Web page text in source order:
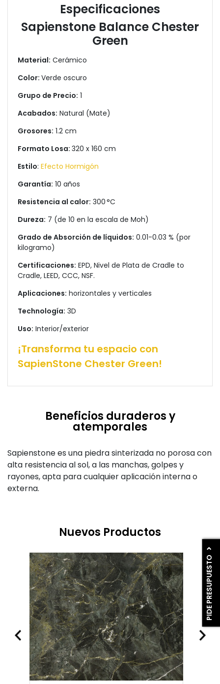
PIDE PRESUPUESTO
Especificaciones
Sapienstone Balance Chester
Green
Material: Cerámico
Color: Verde oscuro
Grupo de Precio: 1
Acabados: Natural (Mate)
Grosores: 1.2 cm
Formato Losa: 320 x 160 cm
Estilo: Efecto Hormigón
Garantía: 10 años
Resistencia al calor: 300 °C
Dureza: 7 (de 10 en la escala de Moh)
Grado de Absorción de líquidos: 0.01-0.03 % (por
kilogramo)
Certificaciones: EPD, Nivel de Plata de Cradle to
Cradle, LEED, CCC, NSF.
Aplicaciones: horizontales y verticales
Technología: 3D
Uso: Interior/exterior
¡Transforma tu espacio con
SapienStone Chester Green!
Beneficios duraderos y
atemporales
Sapienstone es una piedra sinterizada no porosa con
alta resistencia al sol, a las manchas, golpes y
rayones, apta para cualquier aplicación interna o
externa.
Nuevos Productos